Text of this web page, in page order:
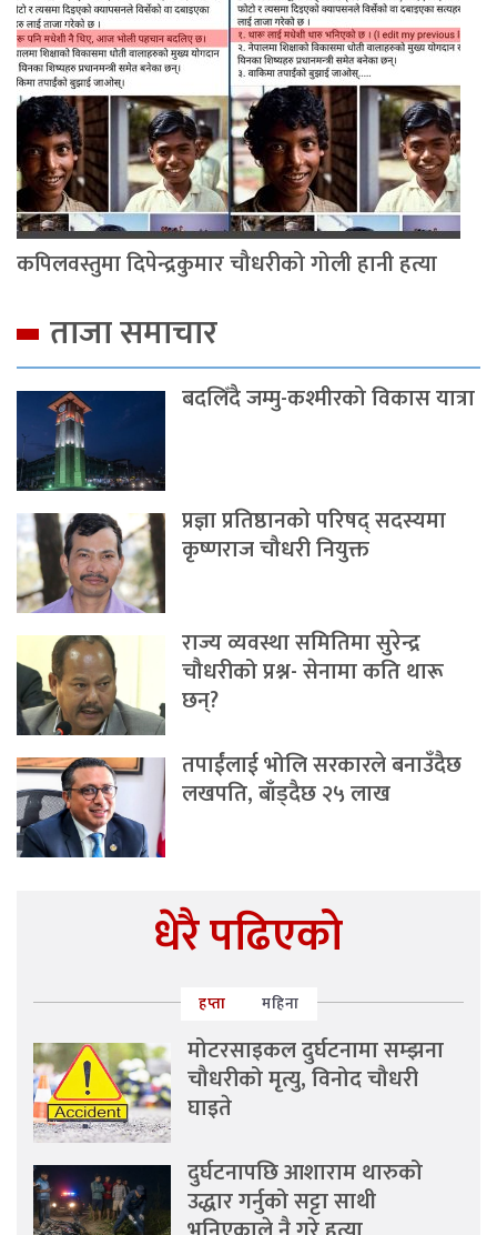
कपिलवस्तुमा दिपेन्द्रकुमार चौधरीको गोली हानी हत्या
ताजा समाचार
बदलिँदै जम्मु-कश्मीरको विकास यात्रा
प्रज्ञा प्रतिष्ठानको परिषद् सदस्यमा
कृष्णराज चौधरी नियुक्त
राज्य व्यवस्था समितिमा सुरेन्द्र
चौधरीको प्रश्न- सेनामा कति थारू
छन्?
तपाईंलाई भोलि सरकारले बनाउँदैछ
लखपति, बाँड्दैछ २५ लाख
धेरै पढिएको
हप्ता महिना
मोटरसाइकल दुर्घटनामा सम्झना
चौधरीको मृत्यु, विनोद चौधरी
घाइते
दुर्घटनापछि आशाराम थारुको
उद्धार गर्नुको सट्टा साथी